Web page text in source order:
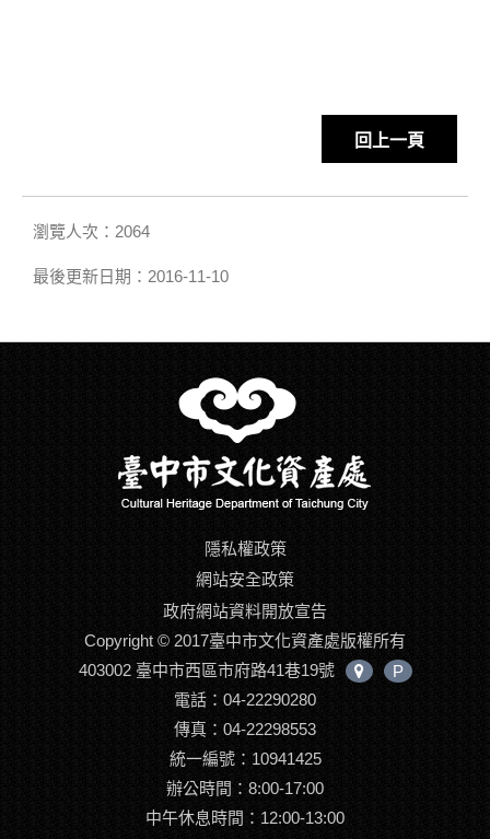
回上一頁
瀏覽人次：2064
最後更新日期：2016-11-10
隱私權政策
網站安全政策
政府網站資料開放宣告
Copyright © 2017臺中市文化資產處版權所有
403002 臺中市西區市府路41巷19號
中
P
電話：04-22290280
傳真：04-22298553
統一編號：10941425
辦公時間：8:00-17:00
中午休息時間：12:00-13:00